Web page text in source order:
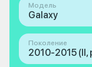
Модель
Galaxy
Поколение
2010-2015 (II,